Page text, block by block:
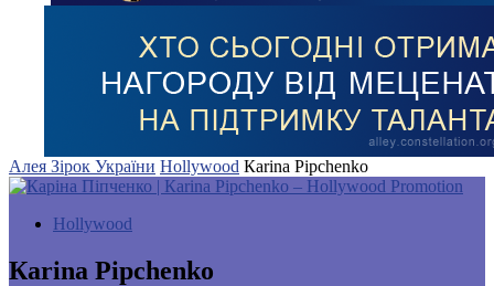
Алея Зірок України Hollywood Каrina Pipchenko
Hollywood
Каrina Pipchenko